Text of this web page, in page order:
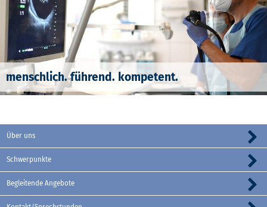
menschlich. führend. kompetent.
Über uns
Schwerpunkte
Begleitende Angebote